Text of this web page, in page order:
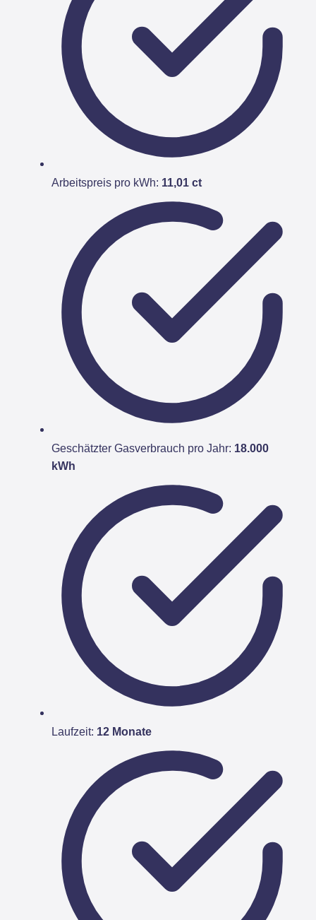
Arbeitspreis pro kWh: 11,01 ct
Geschätzter Gasverbrauch pro Jahr: 18.000
kWh
Laufzeit: 12 Monate